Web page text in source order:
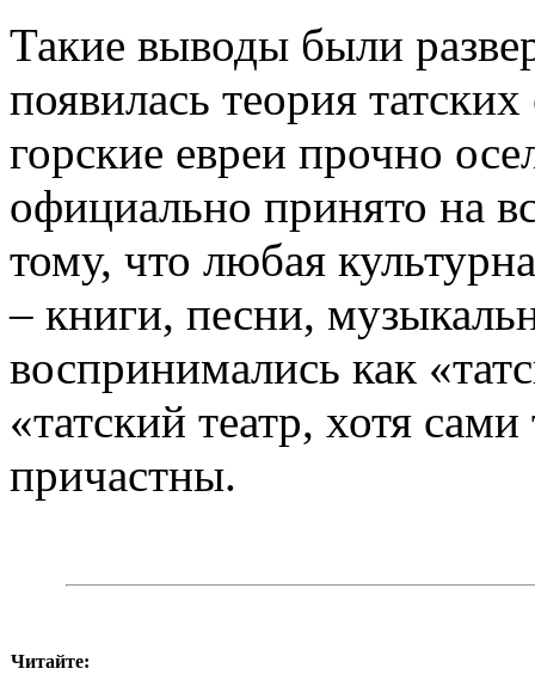
Такие выводы были
появилась теория
горские евреи прочно
официально принято на
тому, что любая
– книги, песни,
воспринимались как
«татский театр, хотя
причастны.
Читайте: